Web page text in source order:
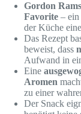
Gordon
Favorite – ein
der Küche
Das Rezept
beweist, dass
Aufwand in
Eine
Aromen
zu einer
Der Snack